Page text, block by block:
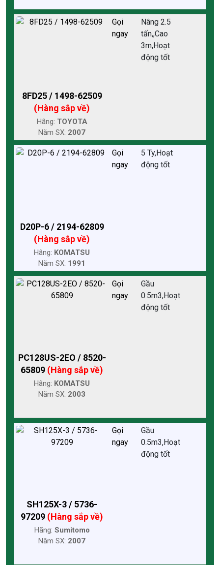
8FD25 / 1498-62509
(Hàng sắp về)
Hãng: TOYOTA
Năm SX: 2007
Gọi
ngay
Nâng 2.5
tấn,,Cao
3m,Hoạt
động tốt
D20P-6 / 2194-62809
(Hàng sắp về)
Hãng: KOMATSU
Năm SX: 1991
Gọi
ngay
5 Ty,Hoạt
động tốt
PC128US-2EO / 8520-
65809 (Hàng sắp về)
Hãng: KOMATSU
Năm SX: 2003
Gọi
ngay
Gầu
0.5m3,Hoạt
động tốt
SH125X-3 / 5736-
97209 (Hàng sắp về)
Hãng: Sumitomo
Năm SX: 2007
Gọi
ngay
Gầu
0.5m3,Hoạt
động tốt